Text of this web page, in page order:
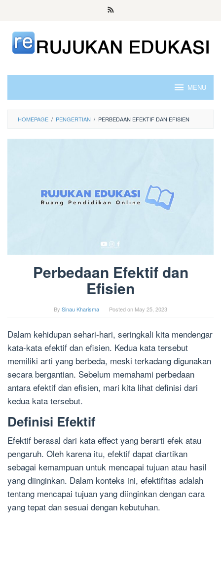
content
MENU
HOMEPAGE / PENGERTIAN / PERBEDAAN EFEKTIF DAN EFISIEN
Perbedaan Efektif dan
Efisien
By Sinau Kharisma Posted on May 25, 2023
Dalam kehidupan sehari-hari, seringkali kita mendengar
kata-kata efektif dan efisien. Kedua kata tersebut
memiliki arti yang berbeda, meski terkadang digunakan
secara bergantian. Sebelum memahami perbedaan
antara efektif dan efisien, mari kita lihat definisi dari
kedua kata tersebut.
Definisi Efektif
Efektif berasal dari kata effect yang berarti efek atau
pengaruh. Oleh karena itu, efektif dapat diartikan
sebagai kemampuan untuk mencapai tujuan atau hasil
yang diinginkan. Dalam konteks ini, efektifitas adalah
tentang mencapai tujuan yang diinginkan dengan cara
yang tepat dan sesuai dengan kebutuhan.